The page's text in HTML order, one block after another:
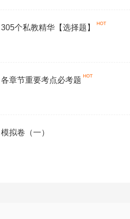
个私教精华【选择题】
章节重要考点必考题
拟卷（一）